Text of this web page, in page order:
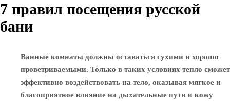
7 правил посещения русской
бани
Ванные комнаты должны оставаться сухими и хорошо
проветриваемыми. Только в таких условиях тепло сможет
эффективно воздействовать на тело, оказывая мягкое и
благоприятное влияние на дыхательные пути и кожу